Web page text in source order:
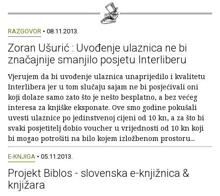
RAZGOVOR • 08.11.2013.
Zoran Ušurić : Uvođenje ulaznica ne bi
značajnije smanjilo posjetu Interliberu
Vjerujem da bi uvođenje ulaznica unaprijedilo i kvalitetu
Interlibera jer u tom slučaju sajam ne bi posjećivali oni
koji dolaze samo zato što je nešto besplatno, a bez većeg
interesa za knjiške eksponate. Ove smo godine pokušali
uvesti ulaznice po jedinstvenoj cijeni od 10 kn, a za što bi
svaki posjetitelj dobio voucher u vrijednosti od 10 kn koji
bi mogao potrošiti na bilo kojem izložbenom prostoru...
E-KNJIGA • 05.11.2013.
Projekt Biblos - slovenska e-knjižnica &
knjižara